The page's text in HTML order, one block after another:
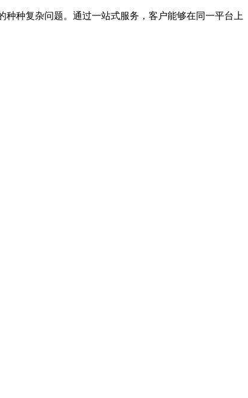
种复杂问题。通过一站式服务，客户能够在同一平台上